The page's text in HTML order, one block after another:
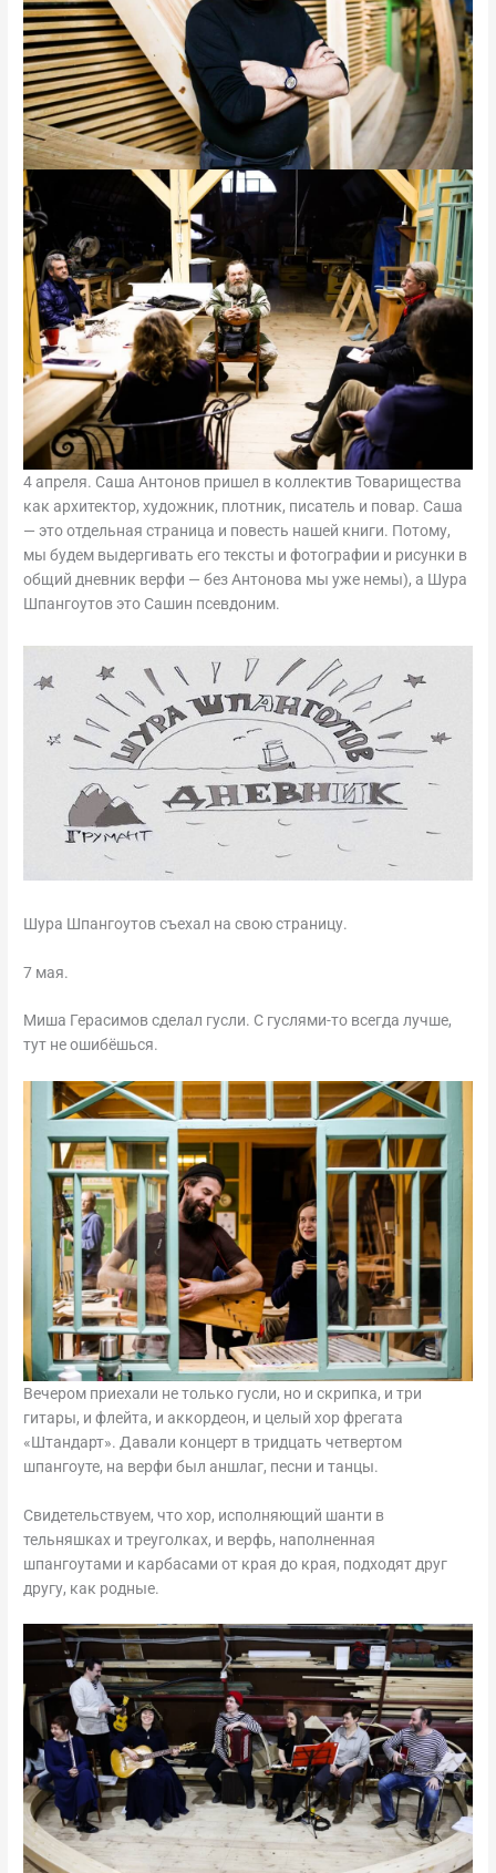
4 апреля. Саша Антонов пришел в коллектив Товарищества
как архитектор, художник, плотник, писатель и повар. Саша
— это отдельная страница и повесть нашей книги. Потому,
мы будем выдергивать его тексты и фотографии и рисунки в
общий дневник верфи — без Антонова мы уже немы), а Шура
Шпангоутов это Сашин псевдоним.
Шура Шпангоутов съехал на свою страницу.
7 мая.
Миша Герасимов сделал гусли. С гуслями-то всегда лучше,
тут не ошибёшься.
Вечером приехали не только гусли, но и скрипка, и три
гитары, и флейта, и аккордеон, и целый хор фрегата
«Штандарт». Давали концерт в тридцать четвертом
шпангоуте, на верфи был аншлаг, песни и танцы.
Свидетельствуем, что хор, исполняющий шанти в
тельняшках и треуголках, и верфь, наполненная
шпангоутами и карбасами от края до края, подходят друг
другу, как родные.